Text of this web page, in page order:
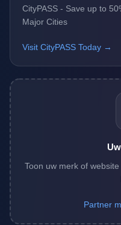
CityPASS - Save up to
Major Cities
Visit CityPASS Today →
Toon uw merk of
Partner